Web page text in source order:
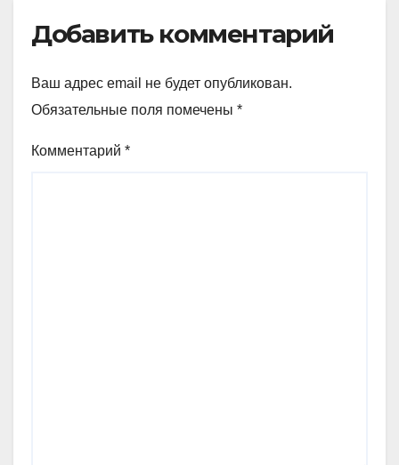
Добавить комментарий
Ваш адрес email не будет опубликован.
Обязательные поля помечены *
Комментарий *